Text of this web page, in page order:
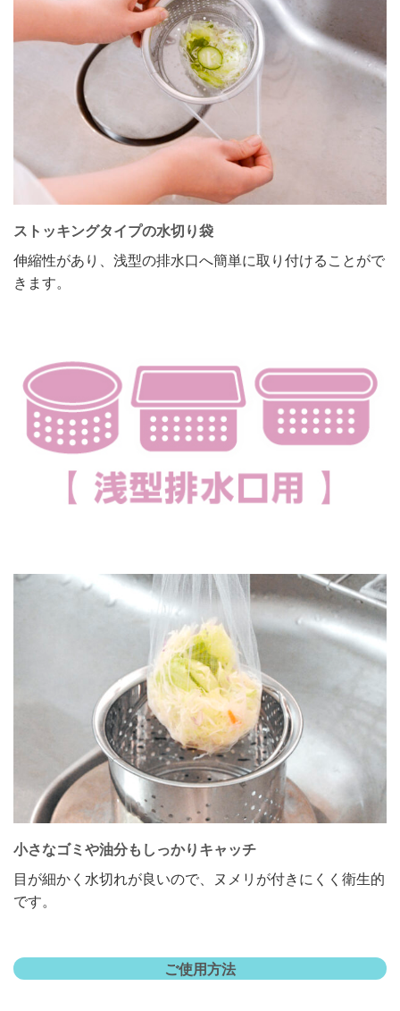
ストッキングタイプの水切り袋
伸縮性があり、浅型の排水口へ簡単に取り付けることがで
きます。
小さなゴミや油分もしっかりキャッチ
目が細かく水切れが良いので、ヌメリが付きにくく衛生的
です。
ご使用方法